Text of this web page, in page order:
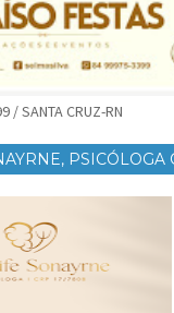
/ SANTA CRUZ-RN
PSICÓLOGA